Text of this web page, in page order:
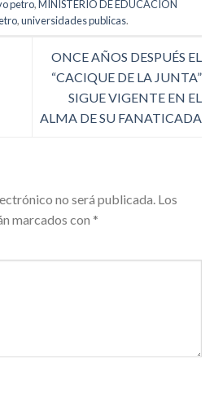
petro, MINISTERIO DE EDUCACIÓN
,universidades publicas.
ONCE AÑOS DESPUÉS EL
“CACIQUE DE LA JUNTA”
SIGUE VIGENTE EN EL
ALMA DE SU FANATICADA
no será publicada. Los
marcados con *